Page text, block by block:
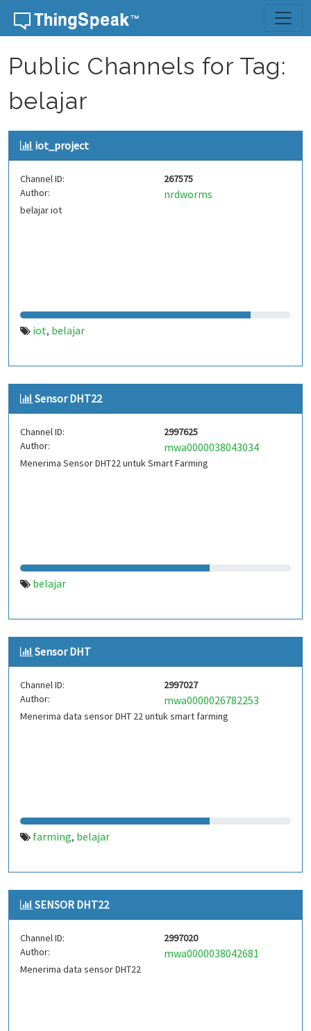
Skip to content
Public Channels for Tag:
belajar
iot_project
Channel ID:
267575
Author:
nrdworms
belajar iot
iot, belajar
Sensor DHT22
Channel ID:
2997625
Author:
mwa0000038043034
Menerima Sensor DHT22 untuk Smart Farming
belajar
Sensor DHT
Channel ID:
2997027
Author:
mwa0000026782253
Menerima data sensor DHT 22 untuk smart farming
farming, belajar
SENSOR DHT22
Channel ID:
2997020
Author:
mwa0000038042681
Menerima data sensor DHT22